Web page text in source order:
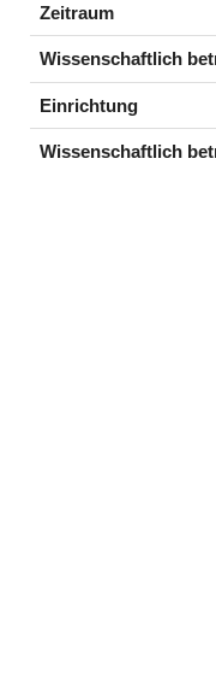
Zeitraum
Wissenschaftlich
Einrichtung
Wissenschaftlich